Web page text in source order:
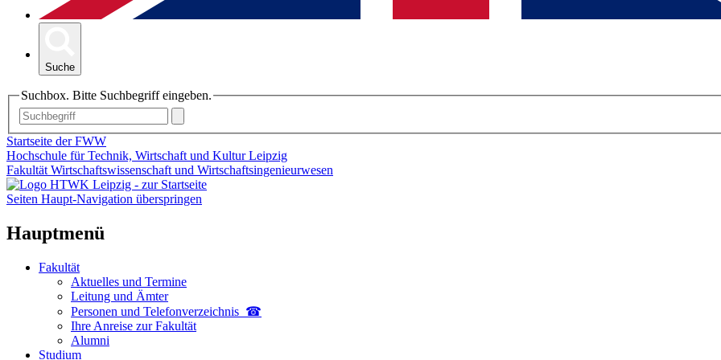
Suche
Suchbox. Bitte Suchbegriff eingeben.
Startseite der FWW
Hochschule für Technik, Wirtschaft und Kultur Leipzig
Fakultät Wirtschaftswissenschaft und Wirtschaftsingenieurwesen
Seiten Haupt-Navigation überspringen
Hauptmenü
Fakultät
Aktuelles und Termine
Leitung und Ämter
Personen und Telefon­verzeichnis ☎
Ihre Anreise zur Fakultät
Alumni
Studium